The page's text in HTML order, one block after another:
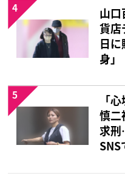
山
貨店
日
身」
4
「
慎
求
5